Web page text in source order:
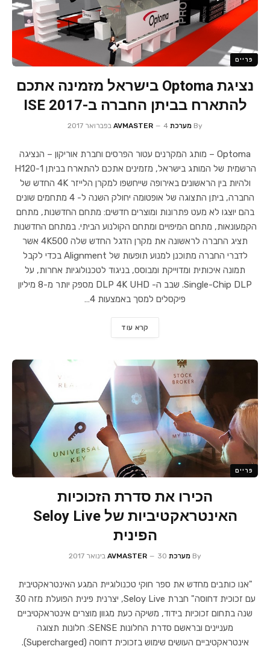
פריים
נציגת Optoma בישראל מזמינה אתכם
להתארח בביתן החברה ב-ISE 2017
By מערכת AVMASTER 4 בפברואר 2017
Optoma – מותג המקרנים עטור הפרסים וחברת אוריקון – הנציגה
הרשמית של המותג בישראל, מזמינים אתכם להתארח בביתן 1-H120
ולהיות בין הראשונים באירופה שייחשפו למקרן הלייזר 4K החדש של
החברה, ביתן התצוגה של אופטומה יחולק השנה ל- 4 מתחמים שונים
בהם יוצגו לא מעט פתרונות ומוצרים חדשים: מתחם החדשנות, מתחם
הקמעונאות, מתחם המיפויים ומתחם הקולנוע הביתי. במתחם החדשנות
תציג החברה לראשונה את מקרן הדגל החדש שלה 4K500 אשר
לדברי החברה מתוכנן למנוע תופעות של Alignment בכדי לקבל
תמונה איכותית ומדוייקת ומבוסס, בניגוד לטכנולוגיות אחרות, על
Single-Chip DLP. שבב ה- DLP 4K UHD מספק יותר מ-8 מיליון
פיקסלים למסך באמצעות 4…
קרא עוד
פריים
הכירו את סדרת הזכוכיות
האינטראקטיביות של Seloy Live
הפינית
By מערכת AVMASTER 30 בינואר 2017
"אנו כותבים מחדש את ספר חוקי טכנולוגיית המגע האינטראקטיבית
עם זכוכית דחוסה" חברת Seloy Live, יצרנית פינית הפועלת מזה 30
שנה בתחום זכוכיות בידוד, משיקה כעת מגוון מוצרים אינטראקטיביים
מעניינים ובראשם סדרת החלונות SENSE: חלונות תצוגה
אינטראקטיביים העושים שימוש בזכוכית דחוסה (Supercharged).